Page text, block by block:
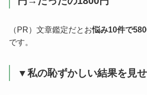
（PR）文章鑑定だとお悩み10件で
です。
▼私の恥ずかしい結果を見せ